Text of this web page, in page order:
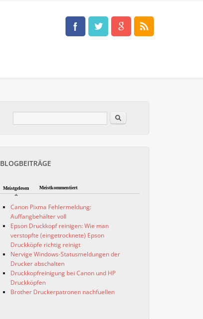
Suchformular Im Blog suchen
BLOGBEITRÄGE
Meistgelesen Meistkommentiert
Canon Pixma Fehlermeldung:
Auffangbehälter voll
Epson Druckkopf reinigen: Wie man
verstopfte (eingetrocknete) Epson
Druckköpfe richtig reinigt
Nervige Windows-Statusmeldungen der
Drucker abschalten
Druckkopfreinigung bei Canon und HP
Druckköpfen
Brother Druckerpatronen nachfuellen